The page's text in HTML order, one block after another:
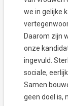
we in gelijke
Daarom zijn
onze
ingevuld.
sociale,
Samen
geen doel is,